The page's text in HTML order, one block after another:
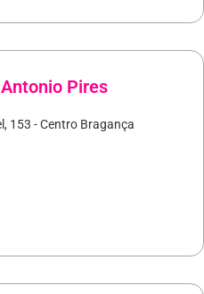
Pires
153 - Centro Bragança